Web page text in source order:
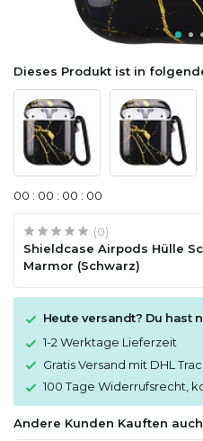
Dieses Produkt ist in
00 : 00 : 00 : 00
(0)
Shieldcase Airpods Hülle
Marmor (Schwarz)
Heute versandt? Du hast
1-2 Werktage Lieferzeit
Gratis Versand mit DHL
100 Tage Widerrufsrecht,
Andere Kunden Kauften